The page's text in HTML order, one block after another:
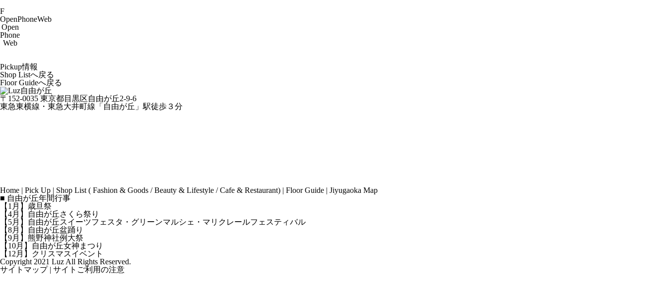
F
OpenPhoneWeb
Open
Phone
Web
Pickup情報
Shop Listへ戻る
Floor Guideへ戻る
〒152-0035 東京都目黒区自由が丘2-9-6
東急東横線・東急大井町線「自由が丘」駅徒歩３分
Home | Pick Up | Shop List ( Fashion & Goods /Beauty & Lifestyle /Cafe & Restaurant) | Floor Guide | Jiyugaoka Map
■ 自由が丘年間行事
【1月】歳旦祭
【4月】自由が丘さくら祭り
【5月】自由が丘スイーツフェスタ・グリーンマルシェ・マリクレールフェスティバル
【8月】自由が丘盆踊り
【9月】熊野神社例大祭
【10月】自由が丘女神まつり
【12月】クリスマスイベント
Copyright 2021 Luz All Rights Reserved.
サイトマップ| サイトご利用の注意